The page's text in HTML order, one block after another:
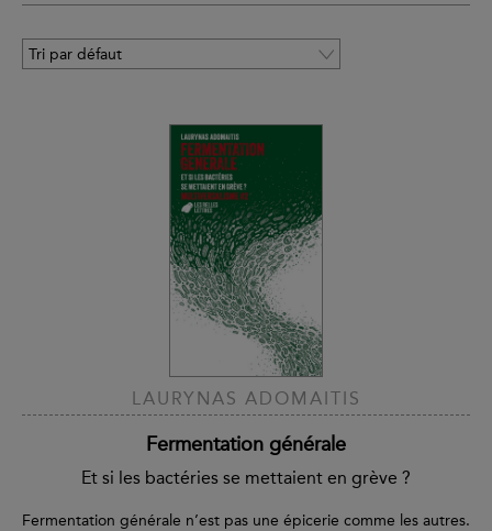
LAURYNAS ADOMAITIS
Fermentation générale
Et si les bactéries se mettaient en grève ?
Fermentation générale n’est pas une épicerie comme les autres.